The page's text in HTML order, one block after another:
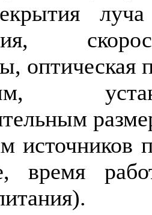
оптическая
источников
время